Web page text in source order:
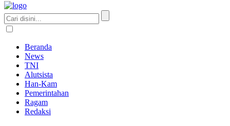
Beranda
News
TNI
Alutsista
Han-Kam
Pemerintahan
Ragam
Redaksi